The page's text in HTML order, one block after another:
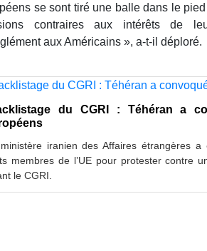
se sont tiré une balle dans le
contraires aux intérêts de
aux Américains », a-t-il déploré.
du CGRI : Téhéran a
iranien des Affaires étrangères a
membres de l’UE pour protester contre
le CGRI.